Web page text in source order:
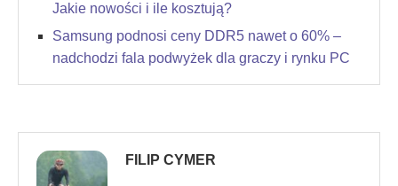
Jakie nowości i ile kosztują?
Samsung podnosi ceny DDR5 nawet o 60% –
nadchodzi fala podwyżek dla graczy i rynku PC
FILIP CYMER